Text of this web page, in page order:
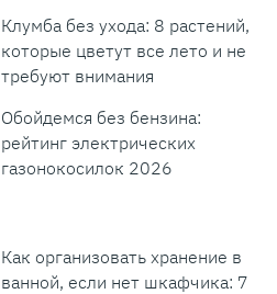
Клумба без ухода: 8 растений,
которые цветут все лето и не
требуют внимания
Обойдемся без бензина:
рейтинг электрических
газонокосилок 2026
Как организовать хранение в
ванной, если нет шкафчика: 7